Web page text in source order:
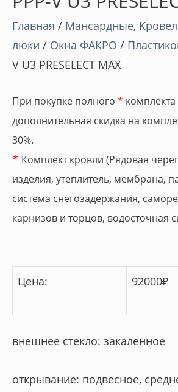
Главная / Мансардные,
люки / Окна ФАКРО /
V U3 PRESELECT MAX
При покупке полного *
дополнительная скидка на
30%.
* Комплект кровли (Рядовая
изделия, утеплитель, мембрана,
система снегозадержания,
карнизов и торцов, водосточная
Цена: 92000₽
внешнее стекло: закаленное
открывание: подвесное,